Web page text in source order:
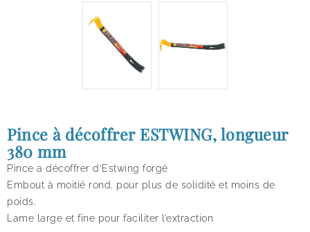
Pince à décoffrer ESTWING, longueur
380 mm
Pince a décoffrer d’Estwing forgé
Embout à moitié rond, pour plus de solidité et moins de
poids.
Lame large et fine pour faciliter l’extraction